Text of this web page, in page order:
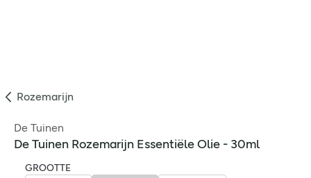
Rozemarijn
De Tuinen
De Tuinen Rozemarijn Essentiële Olie - 30ml
GROOTTE